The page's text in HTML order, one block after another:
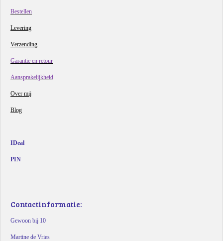
Bestellen
Levering
Verzending
Garantie en retour
Aansprakelijkheid
Over mij
Blog
IDeal
PIN
Contactinformatie:
Gewoon bij 10
Martine de Vries